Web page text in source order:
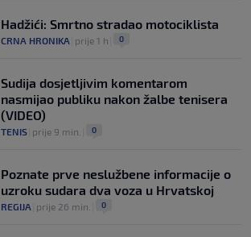
Hadžići: Smrtno stradao motociklista
CRNA HRONIKA prije 1 h 0
Sudija dosjetljivim komentarom
nasmijao publiku nakon žalbe tenisera
(VIDEO)
TENIS prije 9 min. 0
Poznate prve neslužbene informacije o
uzroku sudara dva voza u Hrvatskoj
REGIJA prije 26 min. 0